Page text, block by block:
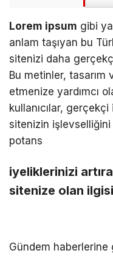
Lorem ipsum gibi
anlam taşıyan bu
sitenizi daha
Bu metinler,
etmenize yardımcı
kullanıcılar,
sitenizin
potans
iyeliklerinizi
sitenize olan
Gündem